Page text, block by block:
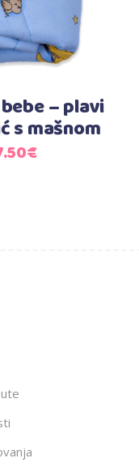
– plavi
s mašnom
€